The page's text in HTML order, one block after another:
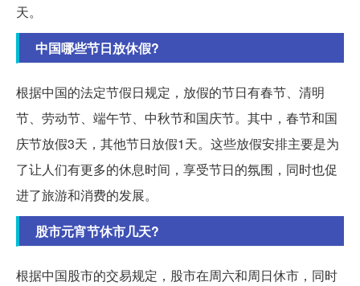
天。
中国哪些节日放休假?
根据中国的法定节假日规定，放假的节日有春节、清明
节、劳动节、端午节、中秋节和国庆节。其中，春节和国
庆节放假3天，其他节日放假1天。这些放假安排主要是为
了让人们有更多的休息时间，享受节日的氛围，同时也促
进了旅游和消费的发展。
股市元宵节休市几天?
根据中国股市的交易规定，股市在周六和周日休市，同时